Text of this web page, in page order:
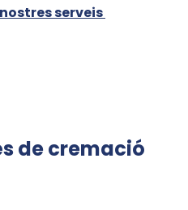
serveis
de cremació